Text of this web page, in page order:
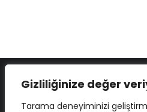
Gizliliğinize değer
Tarama deneyiminizi